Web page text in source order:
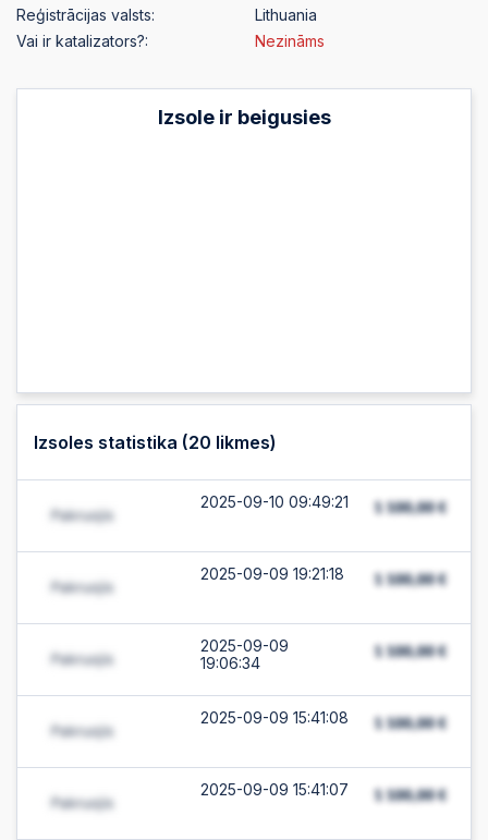
Reģistrācijas valsts:
Lithuania
Vai ir katalizators?:
Nezināms
Izsole ir beigusies
Izsoles statistika (20 likmes)
2025-09-10 09:49:21
2025-09-09 19:21:18
2025-09-09
19:06:34
2025-09-09 15:41:08
2025-09-09 15:41:07